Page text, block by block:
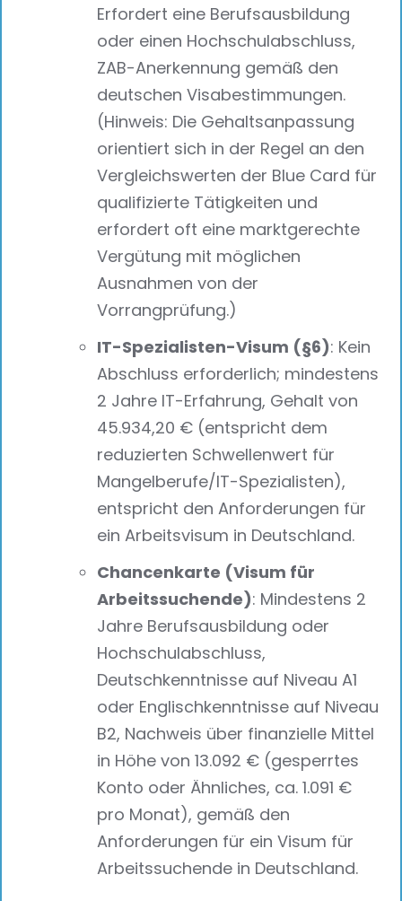
Erfordert eine Berufsausbildung
oder einen Hochschulabschluss,
ZAB-Anerkennung gemäß den
deutschen Visabestimmungen.
(Hinweis: Die Gehaltsanpassung
orientiert sich in der Regel an den
Vergleichswerten der Blue Card für
qualifizierte Tätigkeiten und
erfordert oft eine marktgerechte
Vergütung mit möglichen
Ausnahmen von der
Vorrangprüfung.)
IT-Spezialisten-Visum (§6): Kein
Abschluss erforderlich; mindestens
2 Jahre IT-Erfahrung, Gehalt von
45.934,20 € (entspricht dem
reduzierten Schwellenwert für
Mangelberufe/IT-Spezialisten),
entspricht den Anforderungen für
ein Arbeitsvisum in Deutschland.
Chancenkarte (Visum für
Arbeitssuchende): Mindestens 2
Jahre Berufsausbildung oder
Hochschulabschluss,
Deutschkenntnisse auf Niveau A1
oder Englischkenntnisse auf Niveau
B2, Nachweis über finanzielle Mittel
in Höhe von 13.092 € (gesperrtes
Konto oder Ähnliches, ca. 1.091 €
pro Monat), gemäß den
Anforderungen für ein Visum für
Arbeitssuchende in Deutschland.